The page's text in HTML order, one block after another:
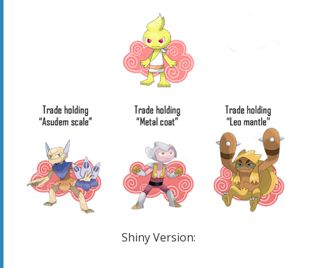
Shiny Version: